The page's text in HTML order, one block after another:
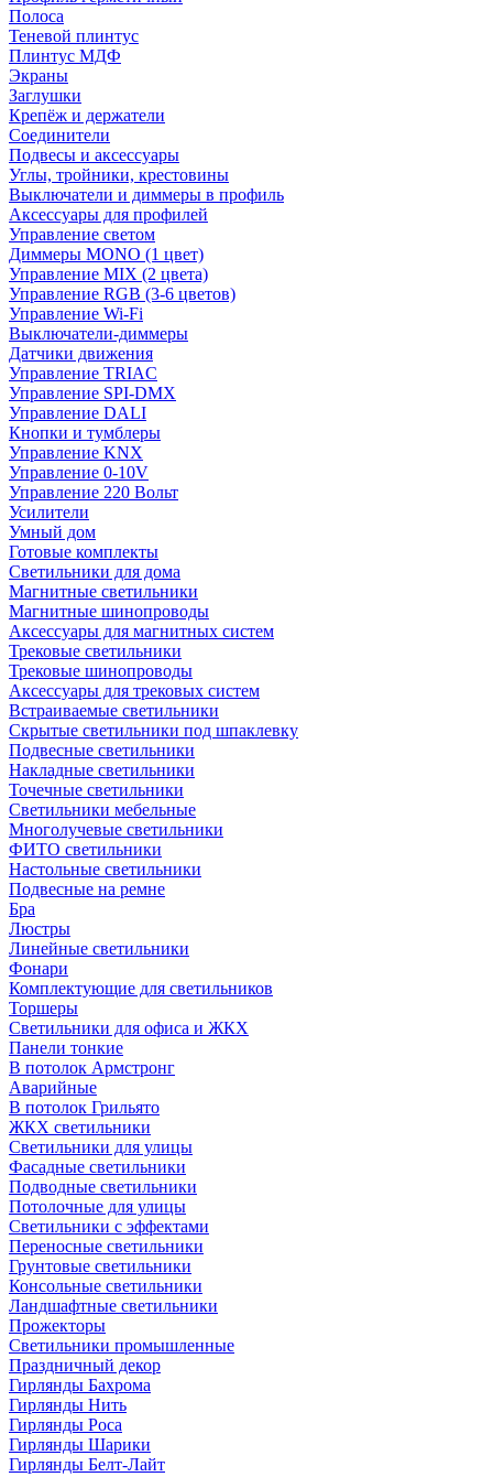
Полоса
Теневой плинтус
Плинтус МДФ
Экраны
Заглушки
Крепёж и держатели
Соединители
Подвесы и аксессуары
Углы, тройники, крестовины
Выключатели и диммеры в профиль
Аксессуары для профилей
Управление светом
Диммеры MONO (1 цвет)
Управление MIX (2 цвета)
Управление RGB (3-6 цветов)
Управление Wi-Fi
Выключатели-диммеры
Датчики движения
Управление TRIAC
Управление SPI-DMX
Управление DALI
Кнопки и тумблеры
Управление KNX
Управление 0-10V
Управление 220 Вольт
Усилители
Умный дом
Готовые комплекты
Светильники для дома
Магнитные светильники
Магнитные шинопроводы
Аксессуары для магнитных систем
Трековые светильники
Трековые шинопроводы
Аксессуары для трековых систем
Встраиваемые светильники
Скрытые светильники под шпаклевку
Подвесные светильники
Накладные светильники
Точечные светильники
Светильники мебельные
Многолучевые светильники
ФИТО светильники
Настольные светильники
Подвесные на ремне
Бра
Люстры
Линейные светильники
Фонари
Комплектующие для светильников
Торшеры
Светильники для офиса и ЖКХ
Панели тонкие
В потолок Армстронг
Аварийные
В потолок Грильято
ЖКХ светильники
Светильники для улицы
Фасадные светильники
Подводные светильники
Потолочные для улицы
Светильники с эффектами
Переносные светильники
Грунтовые светильники
Консольные светильники
Ландшафтные светильники
Прожекторы
Светильники промышленные
Праздничный декор
Гирлянды Бахрома
Гирлянды Нить
Гирлянды Роса
Гирлянды Шарики
Гирлянды Белт-Лайт